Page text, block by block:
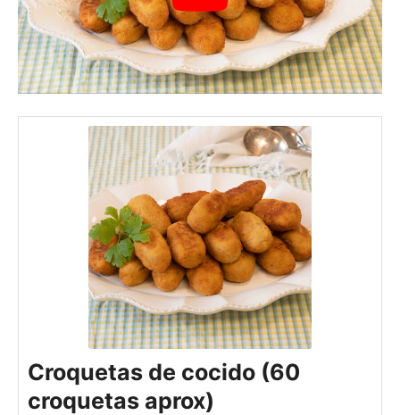
Croquetas de cocido (60
croquetas aprox)